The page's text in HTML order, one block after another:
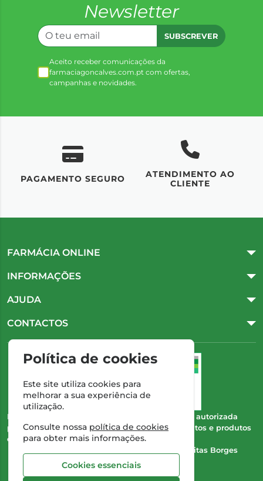
Newsletter
SUBSCREVER
Aceito receber comunicações da
farmaciagoncalves.com.pt com ofertas,
campanhas e novidades.
PAGAMENTO SEGURO
ATENDIMENTO AO
CLIENTE
FARMÁCIA ONLINE
INFORMAÇÕES
AJUDA
CONTACTOS
Esta farmácia (Farmácia Gonçalves) encontra-se autorizada
pelo INFARMED para a dispensa de medicamentos e produtos
de saúde ao domicílio e através da internet.
Dra. Cristina Marta de Freitas Borges
Gonçalves
Política de cookies
Este site utiliza cookies para
melhorar a sua experiência de
utilização.
Consulte nossa política de cookies
para obter mais informações.
Cookies essenciais